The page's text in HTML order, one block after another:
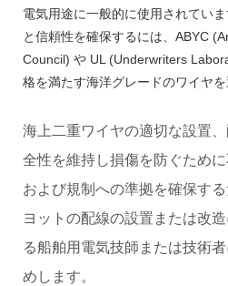
電気用途に一般的に使用されてい
と信頼性を確保するには、ABYC
Council) や UL (Underwriters
格を満たす海洋グレードのワイヤを
海上二重ワイヤの適切な設置
全性を維持し損傷を防ぐため
および規制への準拠を確保す
ヨットの配線の設置または改
る船舶用電気技師または技術
めします。